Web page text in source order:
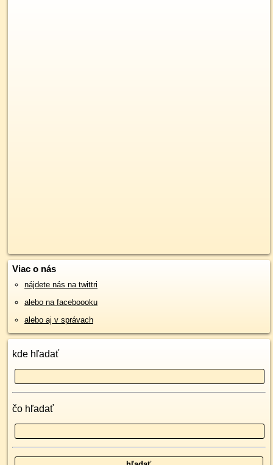
Viac o nás
nájdete nás na twittri
alebo na faceboooku
alebo aj v správach
kde hľadať
čo hľadať